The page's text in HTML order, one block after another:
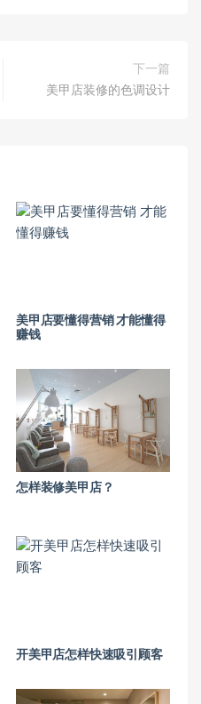
下一篇
美甲店装修的色调设计
美甲店要懂得营销 才能懂得
赚钱
怎样装修美甲店？
开美甲店怎样快速吸引顾客